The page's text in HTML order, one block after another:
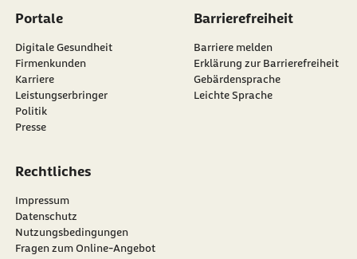
Portale
Digitale Gesundheit
Firmenkunden
Karriere
Leistungserbringer
Politik
Presse
Barrierefreiheit
Barriere melden
Erklärung zur Barrierefreiheit
Gebärdensprache
Leichte Sprache
Rechtliches
Impressum
Datenschutz
Nutzungsbedingungen
Fragen zum Online-Angebot